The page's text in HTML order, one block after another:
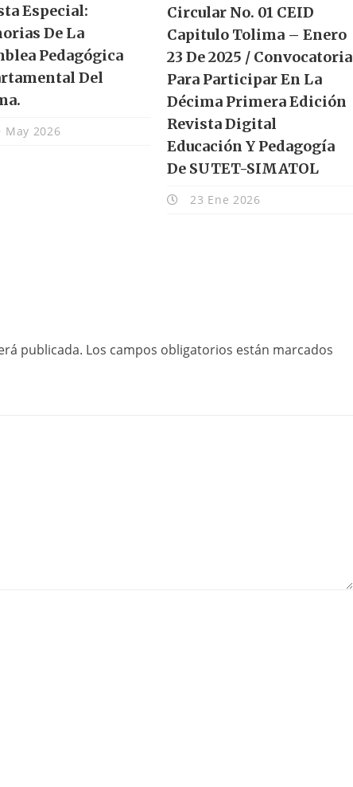
Especial:
De La
Pedagógica
Del
May 2026
Circular No. 01 CEID
Capitulo Tolima – Enero
23 De 2025 / Convocatoria
Para Participar En La
Décima Primera Edición
Revista Digital
Educación Y Pedagogía
De SUTET-SIMATOL
23 Ene 2026
publicada. Los campos obligatorios están marcados